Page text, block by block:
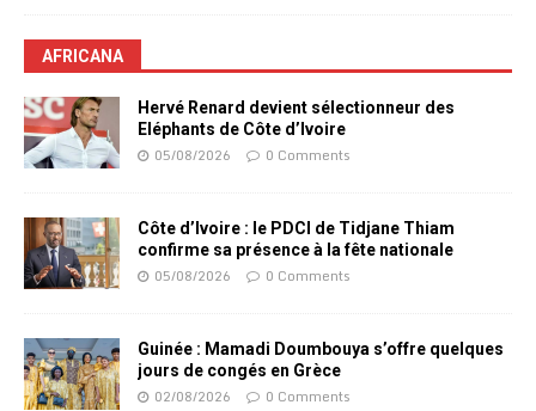
AFRICANA
Hervé Renard devient sélectionneur des
Eléphants de Côte d’Ivoire
05/08/2026 0 Comments
Côte d’Ivoire : le PDCI de Tidjane Thiam
confirme sa présence à la fête nationale
05/08/2026 0 Comments
Guinée : Mamadi Doumbouya s’offre quelques
jours de congés en Grèce
02/08/2026 0 Comments